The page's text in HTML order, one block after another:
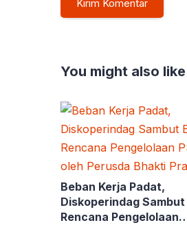
You might also like
Beban Kerja Padat,
Diskoperindag Sambut
Rencana Pengelolaan